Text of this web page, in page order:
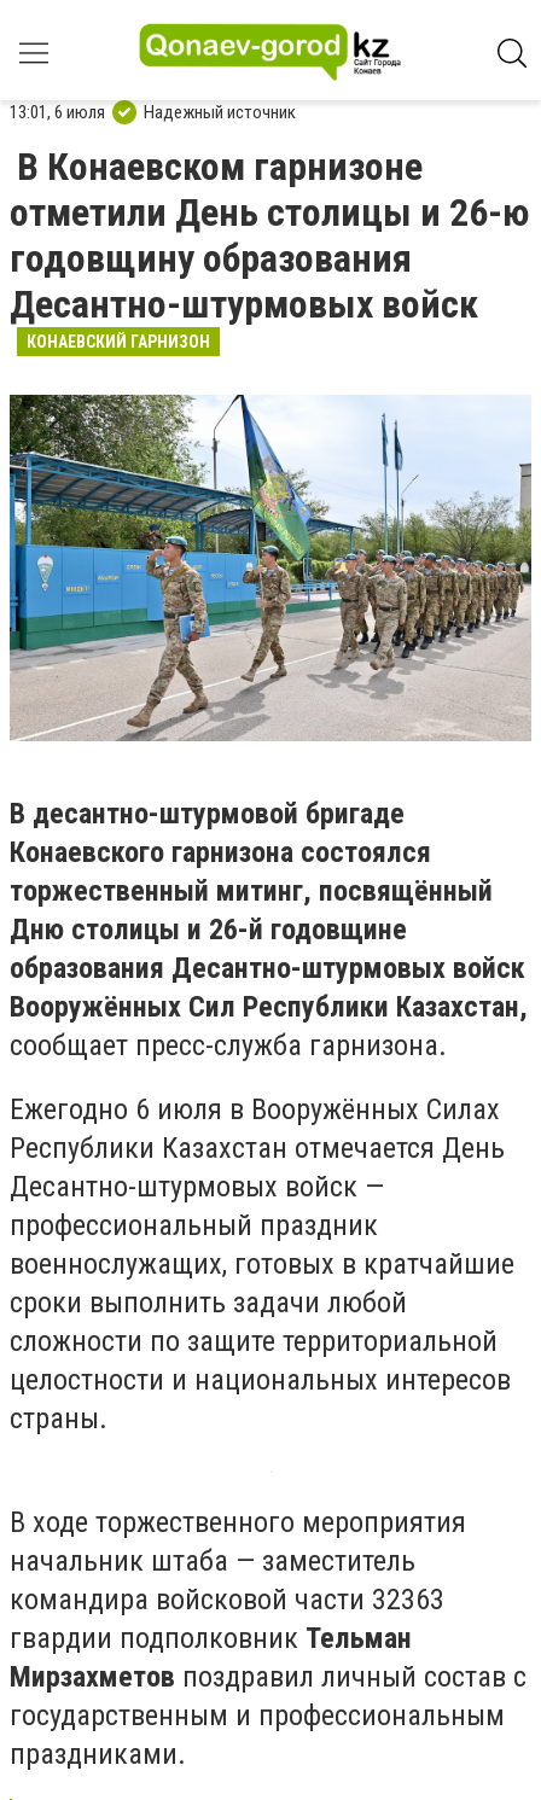
13:01, 6 июля Надежный источник
В Конаевском гарнизоне
отметили День столицы и 26-ю
годовщину образования
Десантно-штурмовых войск
КОНАЕВСКИЙ ГАРНИЗОН
В десантно-штурмовой бригаде
Конаевского гарнизона состоялся
торжественный митинг, посвящённый
Дню столицы и 26-й годовщине
образования Десантно-штурмовых войск
Вооружённых Сил Республики Казахстан,
сообщает пресс-служба гарнизона.
Ежегодно 6 июля в Вооружённых Силах
Республики Казахстан отмечается День
Десантно-штурмовых войск —
профессиональный праздник
военнослужащих, готовых в кратчайшие
сроки выполнить задачи любой
сложности по защите территориальной
целостности и национальных интересов
страны.
В ходе торжественного мероприятия
начальник штаба — заместитель
командира войсковой части 32363
гвардии подполковник Тельман
Мирзахметов поздравил личный состав с
государственным и профессиональным
праздниками.